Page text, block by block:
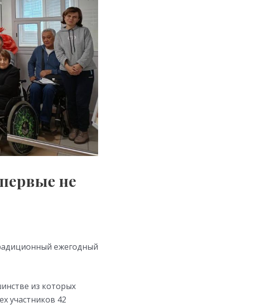
не
ежегодный
из которых
участников 42